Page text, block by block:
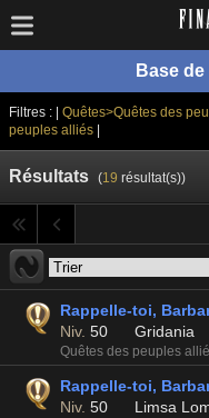
Base
Filtres : | Quêtes>Quêtes des
peuples alliés|
Résultats (19 résultat(s))
Rappelle-toi,
Niv. 50 Gridania
Quêtes des peuples
Rappelle-toi,
Niv. 50 Limsa